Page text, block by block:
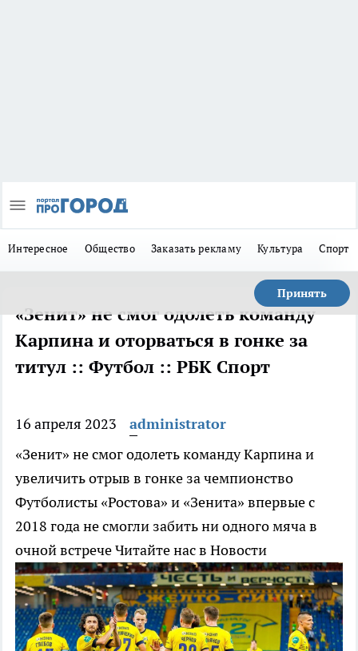
Интересное Общество Заказать рекламу Культура Спорт
Принять
«Зенит» не смог одолеть команду
Карпина и оторваться в гонке за
титул :: Футбол :: РБК Спорт
16 апреля 2023
administrator
«Зенит» не смог одолеть команду Карпина и
увеличить отрыв в гонке за чемпионство
Футболисты «Ростова» и «Зенита» впервые с
2018 года не смогли забить ни одного мяча в
очной встречеЧитайте нас в Новости